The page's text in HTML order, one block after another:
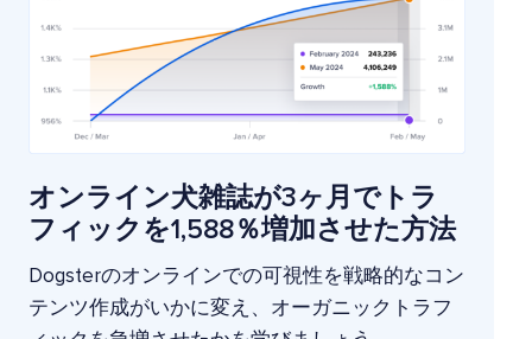
オンライン犬雑誌が3ヶ月でトラ
フィックを1,588％増加させた方法
Dogsterのオンラインでの可視性を戦略的なコン
テンツ作成がいかに変え、オーガニックトラフ